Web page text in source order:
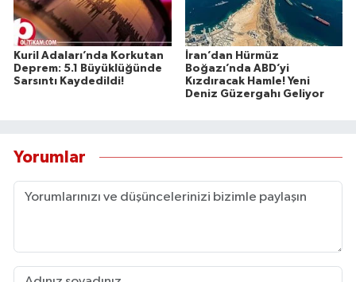
Kuril Adaları’nda Korkutan
Deprem: 5.1 Büyüklüğünde
Sarsıntı Kaydedildi!
İran’dan Hürmüz
Boğazı’nda ABD’yi
Kızdıracak Hamle! Yeni
Deniz Güzergahı Geliyor
Yorumlar